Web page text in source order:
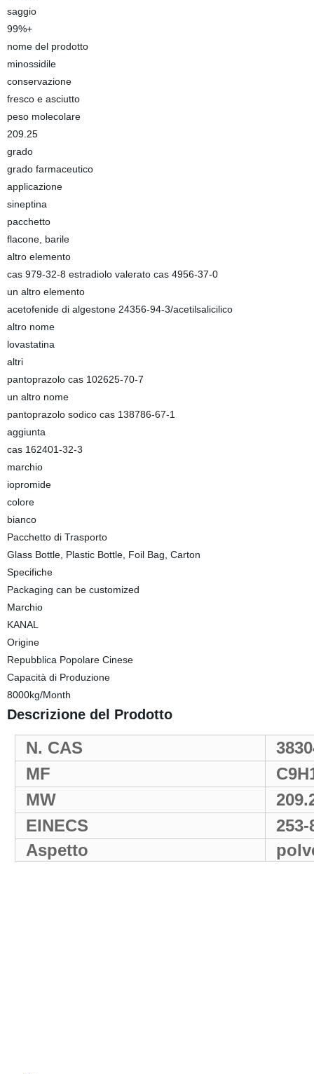
saggio
99%+
nome del prodotto
minossidile
conservazione
fresco e asciutto
peso molecolare
209.25
grado
grado farmaceutico
applicazione
sineptina
pacchetto
flacone, barile
altro elemento
cas 979-32-8 estradiolo valerato cas 4956-37-0
un altro elemento
acetofenide di algestone 24356-94-3/acetilsalicilico
altro nome
lovastatina
altri
pantoprazolo cas 102625-70-7
un altro nome
pantoprazolo sodico cas 138786-67-1
aggiunta
cas 162401-32-3
marchio
iopromide
colore
bianco
Pacchetto di Trasporto
Glass Bottle, Plastic Bottle, Foil Bag, Carton
Specifiche
Packaging can be customized
Marchio
KANAL
Origine
Repubblica Popolare Cinese
Capacità di Produzione
8000kg/Month
Descrizione del Prodotto
N. CAS
MF
MW
EINECS
253-
Aspetto